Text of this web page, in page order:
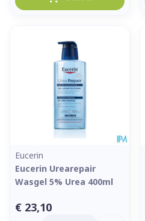
Eucerin
Eucerin Urearepair
Wasgel 5% Urea 400ml
€ 23,10